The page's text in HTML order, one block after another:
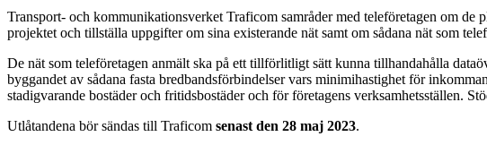
Transport- och kommunikationsverket Traficom samråder med teleföretagen om
projektet och tillställa uppgifter om sina existerande nät samt om sådana nät som
De nät som teleföretagen anmält ska på ett tillförlitligt sätt kunna tillhandahålla
byggandet av sådana fasta bredbandsförbindelser vars minimihastighet för
stadigvarande bostäder och fritidsbostäder och för företagens verksamhetsställen.
Utlåtandena bör sändas till Traficom senast den 28 maj 2023.